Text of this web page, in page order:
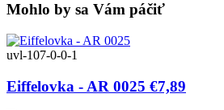
Mohlo by sa Vám páčiť
uvl-107-0-0-1
Eiffelovka - AR 0025 €7,89